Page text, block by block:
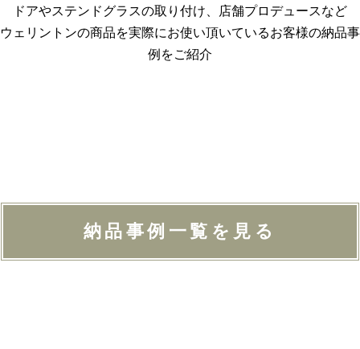
ドアやステンドグラスの取り付け、店舗プロデュースなど
ウェリントンの商品を実際にお使い頂いているお客様の納品事
例をご紹介
納品事例一覧を見る